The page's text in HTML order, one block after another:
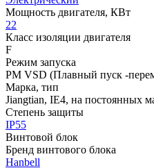
Мощность двигателя, КВт
22
Класс изоляции двигателя
F
Режим запуска
PM VSD (Плавный пуск -
Марка, тип
Jiangtian, IE4, на постоянных
Степень защиты
IP55
Винтовой блок
Бренд винтового блока
Hanbell